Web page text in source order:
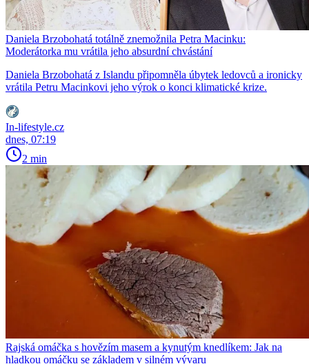
Daniela Brzobohatá totálně znemožnila Petra Macinku:
Moderátorka mu vrátila jeho absurdní chvástání
Daniela Brzobohatá z Islandu připomněla úbytek ledovců a ironicky
vrátila Petru Macinkovi jeho výrok o konci klimatické krize.
In-lifestyle.cz
dnes, 07:19
2 min
Rajská omáčka s hovězím masem a kynutým knedlíkem: Jak na
hladkou omáčku se základem v silném vývaru